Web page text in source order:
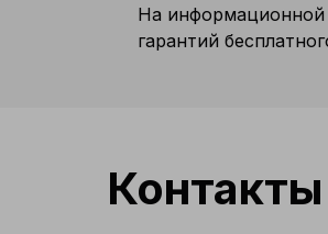
На информационной
гарантий
Контакты